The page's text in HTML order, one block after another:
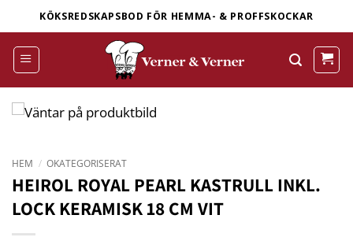
to
content
KÖKSREDSKAPSBOD FÖR HEMMA- & PROFFSKOCKAR
HEM / OKATEGORISERAT
HEIROL ROYAL PEARL KASTRULL INKL.
LOCK KERAMISK 18 CM VIT